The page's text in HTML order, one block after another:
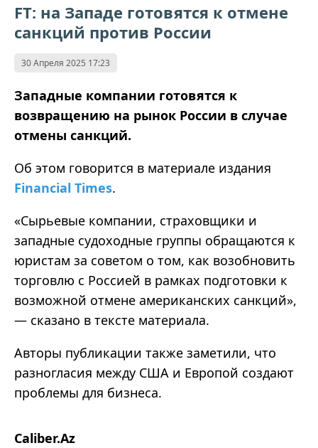
FT: на Западе готовятся к отмене
санкций против России
30 Апреля 2025 17:23
Западные компании готовятся к
возвращению на рынок России в случае
отмены санкций.
Об этом говорится в материале издания
Financial Times.
«Сырьевые компании, страховщики и
западные судоходные группы обращаются к
юристам за советом о том, как возобновить
торговлю с Россией в рамках подготовки к
возможной отмене американских санкций»,
— сказано в тексте материала.
Авторы публикации также заметили, что
разногласия между США и Европой создают
проблемы для бизнеса.
Caliber.Az